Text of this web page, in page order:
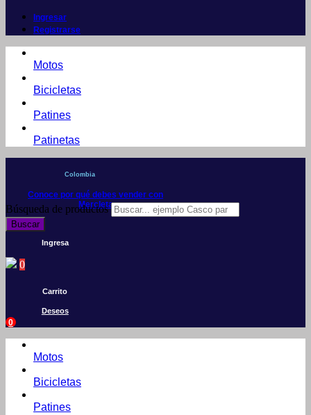
Ingresar
Registrarse
Motos
Bicicletas
Patines
Patinetas
Colombia
Conoce por qué debes vender con
Mercleta
Búsqueda de productos
Buscar
Ingresa
0
Carrito
Deseos
0
Motos
Bicicletas
Patines